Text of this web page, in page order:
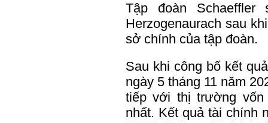
Tập đoàn
Herzogenaurach sau
sở chính của tập đoàn.
Sau khi công bố kết
ngày 5 tháng 11 năm
tiếp với thị trường
nhất. Kết quả tài chính